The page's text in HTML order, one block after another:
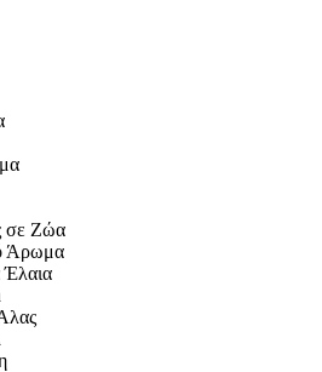
σε Ζώα
Άρωμα
Έλαια